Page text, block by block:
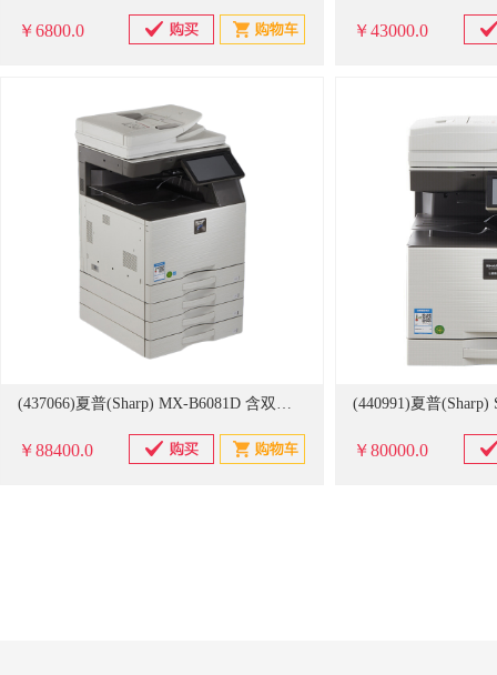
￥6800.0 ￥43000.0
(437066)夏普(Sharp) MX-B6081D 含双面输稿器+四纸盒 A3黑白激光多功能一体机 白色(单位：台)
￥88400.0 ￥80000.0